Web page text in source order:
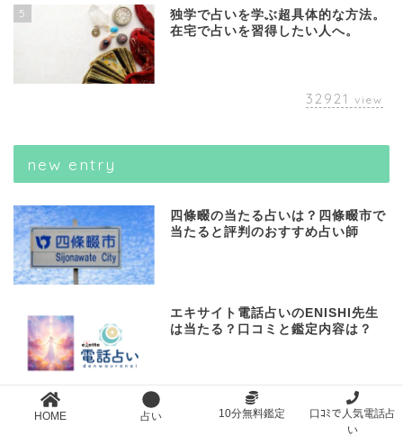
5
独学で占いを学ぶ超具体的な方法。
在宅で占いを習得したい人へ。
32921 view
new entry
四條畷の当たる占いは？四條畷市で
当たると評判のおすすめ占い師
エキサイト電話占いのENISHI先生
は当たる？口コミと鑑定内容は？
エキサイト電話占いの茉莉占い師は
当たる？口コミと鑑定内容は？
HOME 占い 10分無料鑑定
口ｺﾐで人気電話占
い